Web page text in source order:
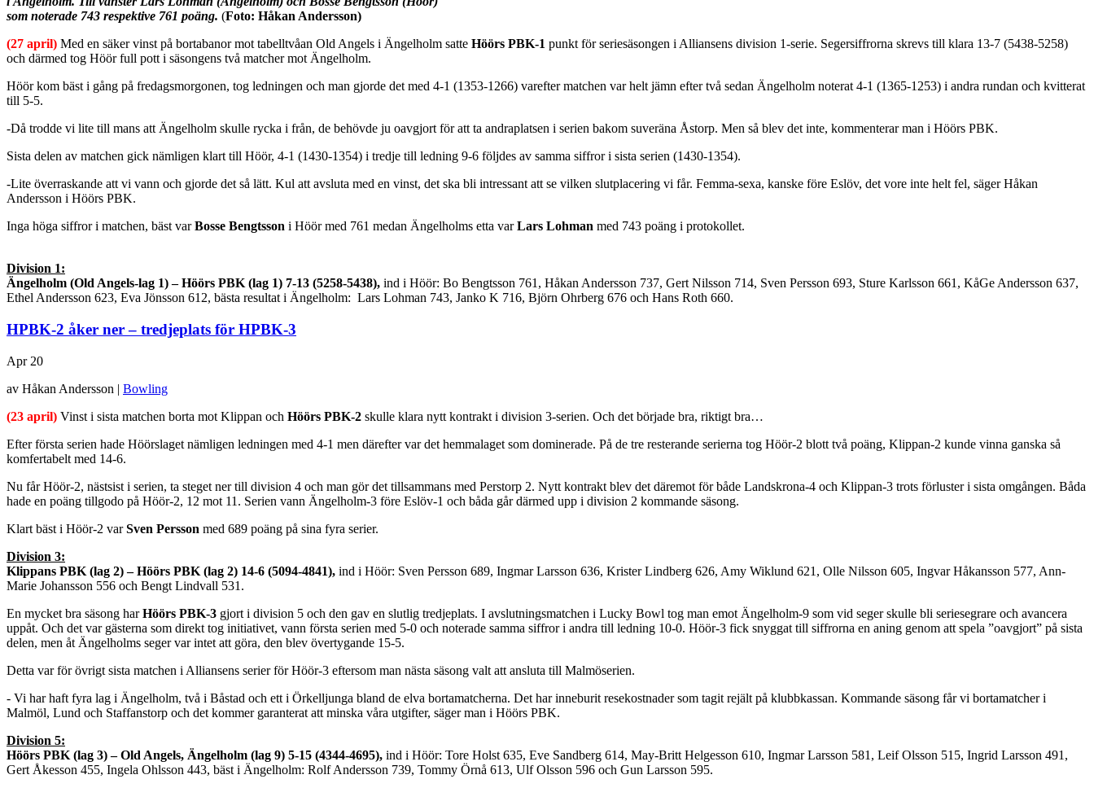
som noterade 743 respektive 761 poäng. (Foto: Håkan Andersson)
(27 april) Med en säker vinst på bortabanor mot tabelltvåan Old Angels i Ängelholm satte Höörs PBK-1 punkt för seriesäsongen i Alliansens division 1-serie. Segersiffrorna skrevs till klara 13-7 (5438-5258)
och därmed tog Höör full pott i säsongens två matcher mot Ängelholm.
Höör kom bäst i gång på fredagsmorgonen, tog ledningen och man gjorde det med 4-1 (1353-1266) varefter matchen var helt jämn efter två sedan Ängelholm noterat 4-1 (1365-1253) i andra rundan och kvitterat
till 5-5.
-Då trodde vi lite till mans att Ängelholm skulle rycka i från, de behövde ju oavgjort för att ta andraplatsen i serien bakom suveräna Åstorp. Men så blev det inte, kommenterar man i Höörs PBK.
Sista delen av matchen gick nämligen klart till Höör, 4-1 (1430-1354) i tredje till ledning 9-6 följdes av samma siffror i sista serien (1430-1354).
-Lite överraskande att vi vann och gjorde det så lätt. Kul att avsluta med en vinst, det ska bli intressant att se vilken slutplacering vi får. Femma-sexa, kanske före Eslöv, det vore inte helt fel, säger Håkan
Andersson i Höörs PBK.
Inga höga siffror i matchen, bäst varBosse Bengtsson i Höör med 761 medan Ängelholms etta varLars Lohman med 743 poäng i protokollet.
Division 1:
Ängelholm (Old Angels-lag 1) – Höörs PBK (lag 1) 7-13 (5258-5438), ind i Höör: Bo Bengtsson 761, Håkan Andersson 737, Gert Nilsson 714, Sven Persson 693, Sture Karlsson 661, KåGe Andersson 637,
Ethel Andersson 623, Eva Jönsson 612, bästa resultat i Ängelholm: Lars Lohman 743, Janko K 716, Björn Ohrberg 676 och Hans Roth 660.
HPBK-2 åker ner – tredjeplats för HPBK-3
Apr 20
av Håkan Andersson | Bowling
(23 april) Vinst i sista matchen borta mot Klippan och Höörs PBK-2 skulle klara nytt kontrakt i division 3-serien. Och det började bra, riktigt bra…
Efter första serien hade Höörslaget nämligen ledningen med 4-1 men därefter var det hemmalaget som dominerade. På de tre resterande serierna tog Höör-2 blott två poäng, Klippan-2 kunde vinna ganska så
komfertabelt med 14-6.
Nu får Höör-2, nästsist i serien, ta steget ner till division 4 och man gör det tillsammans med Perstorp 2. Nytt kontrakt blev det däremot för både Landskrona-4 och Klippan-3 trots förluster i sista omgången. Båda
hade en poäng tillgodo på Höör-2, 12 mot 11. Serien vann Ängelholm-3 före Eslöv-1 och båda går därmed upp i division 2 kommande säsong.
Klart bäst i Höör-2 varSven Persson med 689 poäng på sina fyra serier.
Division 3:
Klippans PBK (lag 2) – Höörs PBK (lag 2) 14-6 (5094-4841), ind i Höör: Sven Persson 689, Ingmar Larsson 636, Krister Lindberg 626, Amy Wiklund 621, Olle Nilsson 605, Ingvar Håkansson 577, Ann-
Marie Johansson 556 och Bengt Lindvall 531.
En mycket bra säsong harHöörs PBK-3 gjort i division 5 och den gav en slutlig tredjeplats. I avslutningsmatchen i Lucky Bowl tog man emot Ängelholm-9 som vid seger skulle bli seriesegrare och avancera
uppåt. Och det var gästerna som direkt tog initiativet, vann första serien med 5-0 och noterade samma siffror i andra till ledning 10-0. Höör-3 fick snyggat till siffrorna en aning genom att spela ”oavgjort” på sista
delen, men åt Ängelholms seger var intet att göra, den blev övertygande 15-5.
Detta var för övrigt sista matchen i Alliansens serier för Höör-3 eftersom man nästa säsong valt att ansluta till Malmöserien.
- Vi har haft fyra lag i Ängelholm, två i Båstad och ett i Örkelljunga bland de elva bortamatcherna. Det har inneburit resekostnader som tagit rejält på klubbkassan. Kommande säsong får vi bortamatcher i
Malmöl, Lund och Staffanstorp och det kommer garanterat att minska våra utgifter, säger man i Höörs PBK.
Division 5:
Höörs PBK (lag 3) – Old Angels, Ängelholm (lag 9) 5-15 (4344-4695), ind i Höör: Tore Holst 635, Eve Sandberg 614, May-Britt Helgesson 610, Ingmar Larsson 581, Leif Olsson 515, Ingrid Larsson 491,
Gert Åkesson 455, Ingela Ohlsson 443, bäst i Ängelholm: Rolf Andersson 739, Tommy Örnå 613, Ulf Olsson 596 och Gun Larsson 595.